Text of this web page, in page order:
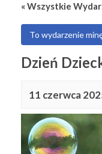
« Wszystkie
To wydarzenie
Dzień
11 czerwca